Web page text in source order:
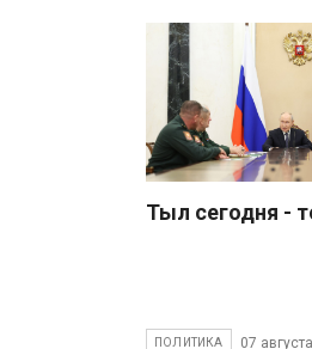
Тыл сегодня -
ПОЛИТИКА 07